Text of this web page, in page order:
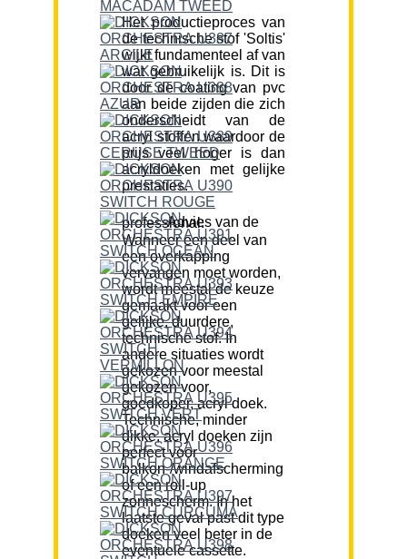
Het productieproces van
de technische stof 'Soltis'
wijkt fundamenteel af van
wat gebruikelijk is. Dit is
door de coating van pvc
aan beide zijden die zich
onderscheidt van de
acryl stoffen waardoor de
prijs veel hoger is dan
acryldoeken met gelijke
prestaties.
Advies van de professional:
Wanneer een deel van
een overkapping
vervangen moet worden,
wordt meestal de keuze
gemaakt voor een
gelijke, duurdere,
technische stof. In
andere situaties wordt
gekozen voor meestal
gekozen voor,
goedkoper, acryl doek.
Technische, minder
dikke, acryl doeken zijn
perfect voor
balkon-/windafscherming
of een roll-up
zonnescherm. In het
laatste geval past dit type
doeken veel beter in de
eventuele cassette.